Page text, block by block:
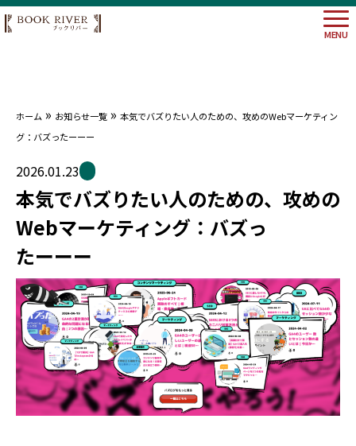
大阪府
埼玉県
神奈川
東京都
MENU
ホーム » お知らせ一覧 » 本気でバズりたい人のための、攻めのWebマーケティン
グ：バズったーーー
2026.01.23
本気でバズりたい人のための、攻めの
Webマーケティング：バズっ
たーーー